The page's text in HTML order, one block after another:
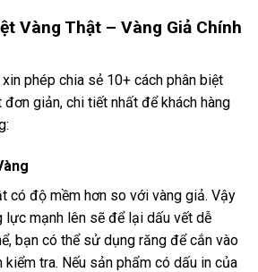
Vàng Thật – Vàng Giả Chính
phép chia sẻ 10+ cách phân biệt
giản, chi tiết nhất để khách hàng
có độ mềm hơn so với vàng giả. Vậy
lực mạnh lên sẽ để lại dấu vết dễ
bạn có thể sử dụng răng để cắn vào
kiểm tra. Nếu sản phẩm có dấu in của